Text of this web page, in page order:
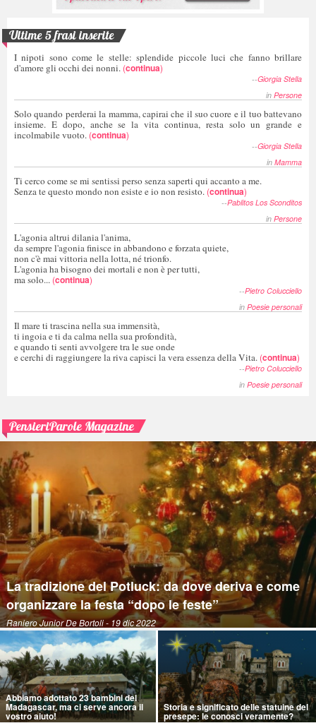
Ultime 5 frasi inserite
I nipoti sono come le stelle: splendide piccole luci che fanno brillare
d'amore gli occhi dei nonni. (continua)
--Giorgia Stella
in Persone
Solo quando perderai la mamma, capirai che il suo cuore e il tuo battevano
insieme. E dopo, anche se la vita continua, resta solo un grande e
incolmabile vuoto. (continua)
--Giorgia Stella
in Mamma
Ti cerco come se mi sentissi perso senza saperti qui accanto a me.
Senza te questo mondo non esiste e io non resisto. (continua)
--Pablitos Los Sconditos
in Persone
L'agonia altrui dilania l'anima,
da sempre l'agonia finisce in abbandono e forzata quiete,
non c'è mai vittoria nella lotta, né trionfo.
L'agonia ha bisogno dei mortali e non è per tutti,
ma solo... (continua)
--Pietro Colucciello
in Poesie personali
Il mare ti trascina nella sua immensità,
ti ingoia e ti da calma nella sua profondità,
e quando ti senti avvolgere tra le sue onde
e cerchi di raggiungere la riva capisci la vera essenza della Vita. (continua)
--Pietro Colucciello
in Poesie personali
PensieriParole Magazine
La tradizione del Potluck: da dove deriva e come
organizzare la festa “dopo le feste”
Raniero Junior De Bortoli- 19 dic 2022
Abbiamo adottato 23 bambini del
Madagascar, ma ci serve ancora il
vostro aiuto!
Storia e significato delle statuine del
presepe: le conosci veramente?